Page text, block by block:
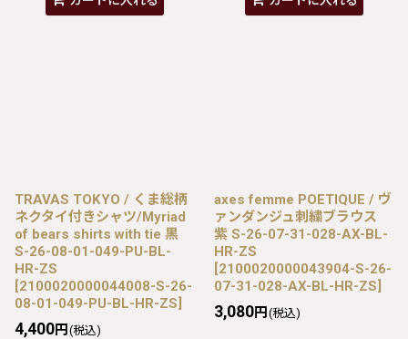
TRAVAS TOKYO / くま総柄
ネクタイ付きシャツ/Myriad
of bears shirts with tie 黒
S-26-08-01-049-PU-BL-
HR-ZS
[2100020000044008-S-26-
08-01-049-PU-BL-HR-ZS]
4,400円 (税込)
axes femme POETIQUE / ヴ
ァンダンジュ刺繍ブラウス
紫 S-26-07-31-028-AX-BL-
HR-ZS
[2100020000043904-S-26-
07-31-028-AX-BL-HR-ZS]
3,080円 (税込)